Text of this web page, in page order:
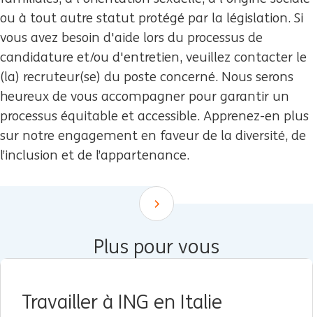
ou à tout autre statut protégé par la législation. Si
vous avez besoin d'aide lors du processus de
candidature et/ou d'entretien, veuillez contacter le
(la) recruteur(se) du poste concerné. Nous serons
heureux de vous accompagner pour garantir un
processus équitable et accessible. Apprenez-en plus
sur notre engagement en faveur de la diversité, de
l’inclusion et de l’appartenance.
Scroll down
Plus pour vous
Travailler à ING en Italie